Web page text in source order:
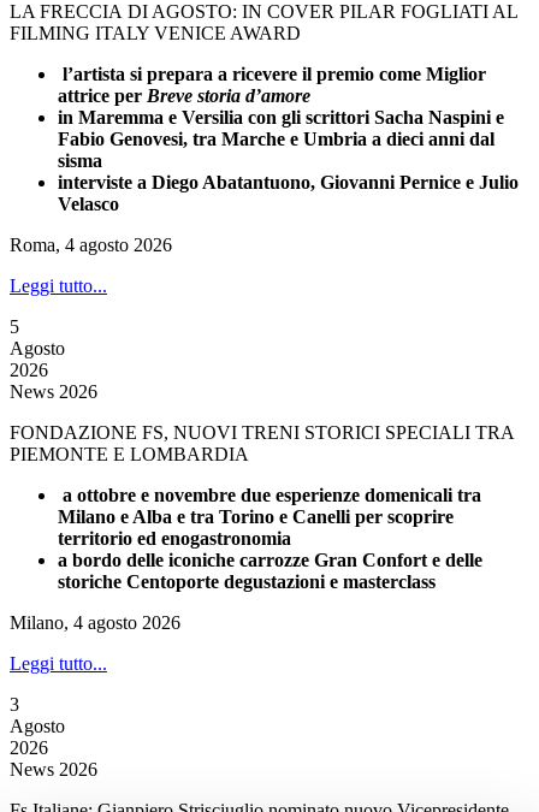
LA FRECCIA DI AGOSTO: IN COVER PILAR FOGLIATI AL
FILMING ITALY VENICE AWARD
l’artista si prepara a ricevere il premio come Miglior
attrice per Breve storia d’amore
in Maremma e Versilia con gli scrittori Sacha Naspini e
Fabio Genovesi, tra Marche e Umbria a dieci anni dal
sisma
interviste a Diego Abatantuono, Giovanni Pernice e Julio
Velasco
Roma, 4 agosto 2026
Leggi tutto...
5
Agosto
2026
News 2026
FONDAZIONE FS, NUOVI TRENI STORICI SPECIALI TRA
PIEMONTE E LOMBARDIA
a ottobre e novembre due esperienze domenicali tra
Milano e Alba e tra Torino e Canelli per scoprire
territorio ed enogastronomia
a bordo delle iconiche carrozze Gran Confort e delle
storiche Centoporte degustazioni e masterclass
Milano, 4 agosto 2026
Leggi tutto...
3
Agosto
2026
News 2026